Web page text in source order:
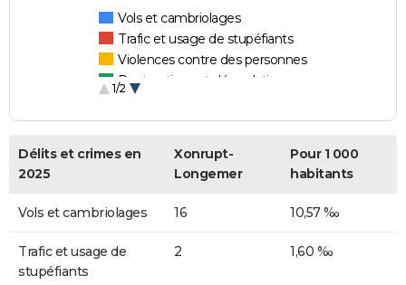
Vols et cambriolages
Trafic et usage de stupéfiants
Violences contre des personnes
Destructions et dégradations
1/2
Délits et crimes en
2025
Xonrupt-
Longemer
Pour 1 000
habitants
Vols et cambriolages 16 10,57 ‰
Trafic et usage de
stupéfiants
2 1,60 ‰